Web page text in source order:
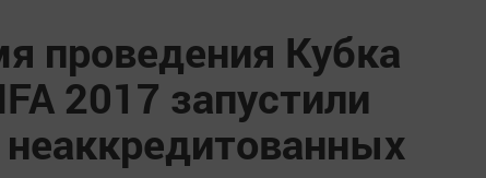
проведения Кубка
2017 запустили